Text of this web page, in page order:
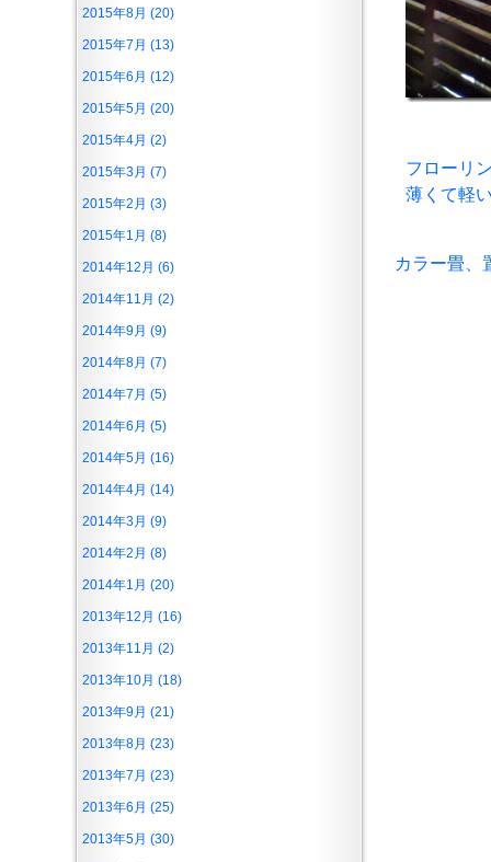
フローリ
薄くて軽
カラー畳、
2015年8月 (20)
2015年7月 (13)
2015年6月 (12)
2015年5月 (20)
2015年4月 (2)
2015年3月 (7)
2015年2月 (3)
2015年1月 (8)
2014年12月 (6)
2014年11月 (2)
2014年9月 (9)
2014年8月 (7)
2014年7月 (5)
2014年6月 (5)
2014年5月 (16)
2014年4月 (14)
2014年3月 (9)
2014年2月 (8)
2014年1月 (20)
2013年12月 (16)
2013年11月 (2)
2013年10月 (18)
2013年9月 (21)
2013年8月 (23)
2013年7月 (23)
2013年6月 (25)
2013年5月 (30)